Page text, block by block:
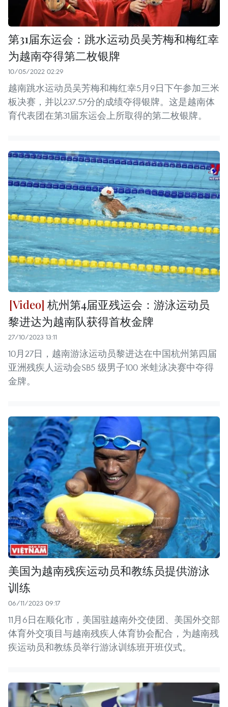
第31届东运会：跳水运动员吴芳梅和梅红幸
为越南夺得第二枚银牌
10/05/2022 02:29
越南跳水运动员吴芳梅和梅红幸5月9日下午参加三米
板决赛，并以237.57分的成绩夺得银牌。这是越南体
育代表团在第31届东运会上所取得的第二枚银牌。
杭州第4届亚残运会：游泳运动员
黎进达为越南队获得首枚金牌
27/10/2023 13:11
10月27日，越南游泳运动员黎进达在中国杭州第四届
亚洲残疾人运动会SB5 级男子100 米蛙泳决赛中夺得
金牌。
美国为越南残疾运动员和教练员提供游泳
训练
06/11/2023 09:17
11月6日在顺化市，美国驻越南外交使团、美国外交部
体育外交项目与越南残疾人体育协会配合，为越南残
疾运动员和教练员举行游泳训练班开班仪式。